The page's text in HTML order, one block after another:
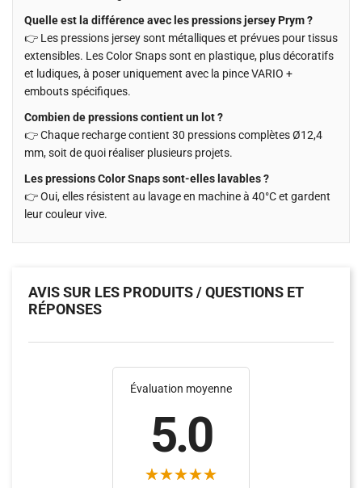
Quelle est la différence avec les pressions jersey Prym ?
👉 Les pressions jersey sont métalliques et prévues pour tissus
extensibles. Les Color Snaps sont en plastique, plus décoratifs
et ludiques, à poser uniquement avec la pince VARIO +
embouts spécifiques.
Combien de pressions contient un lot ?
👉 Chaque recharge contient 30 pressions complètes Ø12,4
mm, soit de quoi réaliser plusieurs projets.
Les pressions Color Snaps sont-elles lavables ?
👉 Oui, elles résistent au lavage en machine à 40°C et gardent
leur couleur vive.
AVIS SUR LES PRODUITS / QUESTIONS ET
RÉPONSES
Évaluation moyenne
5.0